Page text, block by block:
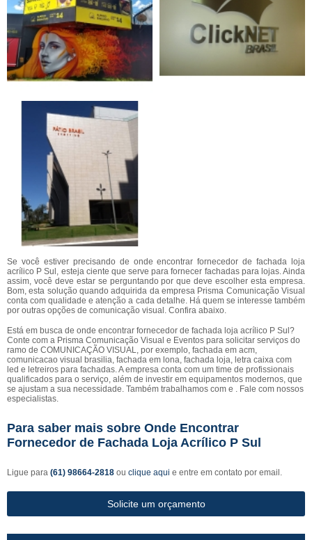
Se você estiver precisando de onde encontrar fornecedor de fachada loja
acrílico P Sul, esteja ciente que serve para fornecer fachadas para lojas. Ainda
assim, você deve estar se perguntando por que deve escolher esta empresa.
Bom, esta solução quando adquirida da empresa Prisma Comunicação Visual
conta com qualidade e atenção a cada detalhe. Há quem se interesse também
por outras opções de comunicação visual. Confira abaixo.
Está em busca de onde encontrar fornecedor de fachada loja acrílico P Sul?
Conte com a Prisma Comunicação Visual e Eventos para solicitar serviços do
ramo de COMUNICAÇÃO VISUAL, por exemplo, fachada em acm,
comunicacao visual brasilia, fachada em lona, fachada loja, letra caixa com
led e letreiros para fachadas. A empresa conta com um time de profissionais
qualificados para o serviço, além de investir em equipamentos modernos, que
se ajustam a sua necessidade. Também trabalhamos com e . Fale com nossos
especialistas.
Para saber mais sobre Onde Encontrar
Fornecedor de Fachada Loja Acrílico P Sul
Ligue para (61) 98664-2818 ou clique aqui e entre em contato por email.
Solicite um orçamento